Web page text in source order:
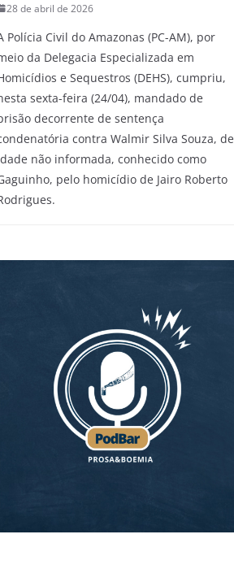
28 de abril de 2026
Polícia Civil do Amazonas (PC-AM), por
da Delegacia Especializada em
e Sequestros (DEHS), cumpriu,
sexta-feira (24/04), mandado de
decorrente de sentença
contra Walmir Silva Souza, de
não informada, conhecido como
pelo homicídio de Jairo Roberto